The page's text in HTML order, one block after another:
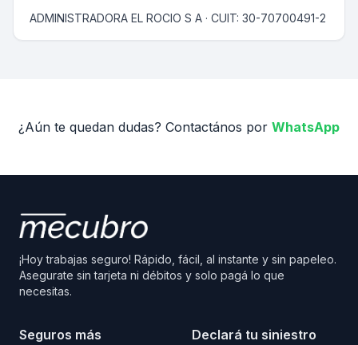
ADMINISTRADORA EL ROCIO S A · CUIT: 30-70700491-2
¿Aún te quedan dudas? Contactános por WhatsApp
¡Hoy trabajas seguro! Rápido, fácil, al instante y sin papeleo.
Asegurate sin tarjeta ni débitos y solo pagá lo que
necesitas.
Seguros más
Declará tu siniestro